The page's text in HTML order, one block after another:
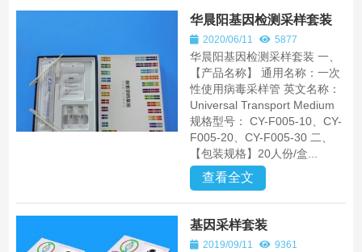
华晨阳基因检测采样套装
2020/06/11 5877
华晨阳基因检测采样套装 一、
【产品名称】 通用名称：一次
性使用病毒采样管 英文名称：
Universal Transport Medium
规格型号： CY-F005-10、CY-
F005-20、CY-F005-30 二、
【包装规格】20人份/盒...
查看全文
基因采样套装
2019/09/11 9361